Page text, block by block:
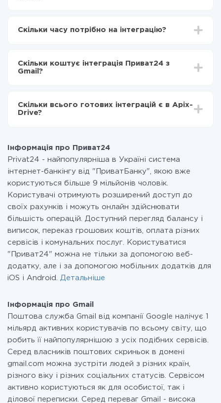
Вибираєте які дані передавати з Приват24 в
Тепер дані будуть автоматично передаватися з
Приват24 в Gmail
Скільки часу потрібно на інтеграцію?
становити від 5-ти до 30-хвилин. У середньому
налаштування займає 10-15 хвилин.
Скільки коштує інтеграція Приват24 з
Gmail?
Ви оплачуєте лише кількість даних, які за фактом
передаються з однієї вашої системи в іншу через
при необхідності. Детальніше про
Скільки всього готових інтеграцій є в Apix-
Drive?
Інформація про Приват24
Privat24 - найпопулярніша в Україні система
інтернет-банкінгу від "ПриватБанку", якою вже
користуються більше 9 мільйонів чоловік.
Користувачі отримують розширений доступ до
своїх рахунків і можуть онлайн здійснювати
більшість операцій. Доступний перегляд балансу і
виписок, переказ грошових коштів, оплата різних
сервісів і комунальних послуг. Користуватися
"Приват24" можна не тільки за допомогою веб-
додатку, але і за допомогою мобільних додатків для
iOS і Android. Детальніше
Інформація про Gmail
Поштова служба Gmail від компанії Google налічує 1
мільярд активних користувачів по всьому світу, що
робить її найпопулярнішою з усіх подібних сервісів.
Серед власників поштових скриньок в домені
gmail.com можна зустріти людей з різних країн,
різного віку і різних соціальних статусів. Сервісом
активно користуються як для особистої, так і
ділової переписки. Серед переваг Gmail - висока